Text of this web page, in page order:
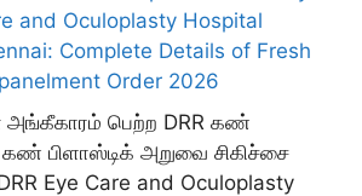
and Oculoplasty Hospital
Complete Details of Fresh
Order 2026
பெற்ற DRR கண்
கண் பிளாஸ்டிக் அறுவை சிகிச்சை
Eye Care and Oculoplasty